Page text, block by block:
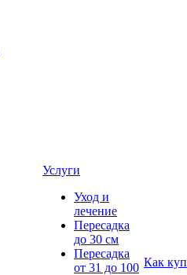
Услуги
Уход и
лечение
Пересадка
до 30 см
Пересадка
от 31 до 100 Как